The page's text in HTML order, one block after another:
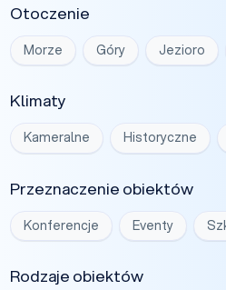
Otoczenie
Morze Góry Jezioro
Klimaty
Kameralne Historyczne
Przeznaczenie obiektów
Konferencje Eventy
Rodzaje obiektów